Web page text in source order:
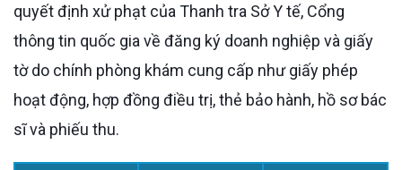
quyết định xử phạt của Thanh tra Sở Y tế, Cổng
thông tin quốc gia về đăng ký doanh nghiệp và giấy
tờ do chính phòng khám cung cấp như giấy phép
hoạt động, hợp đồng điều trị, thẻ bảo hành, hồ sơ bác
sĩ và phiếu thu.